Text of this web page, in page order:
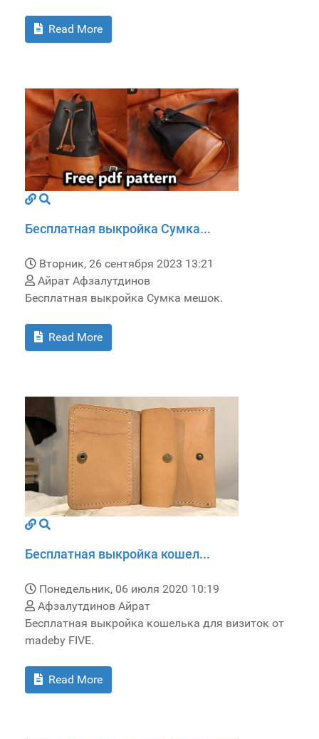
Read More
Бесплатная выкройка Сумка...
Вторник, 26 сентября 2023 13:21
Айрат Афзалутдинов
Бесплатная выкройка Сумка мешок.
Read More
Бесплатная выкройка кошел...
Понедельник, 06 июля 2020 10:19
Афзалутдинов Айрат
Бесплатная выкройка кошелька для визиток от
madeby FIVE.
Read More